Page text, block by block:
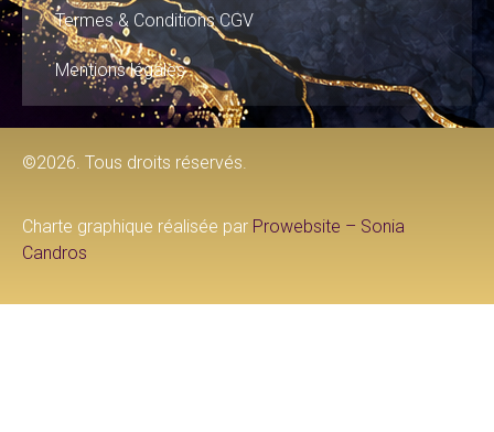
Termes & Conditions CGV
Mentions légales
©2026. Tous droits réservés.
Charte graphique réalisée par Prowebsite – Sonia
Candros